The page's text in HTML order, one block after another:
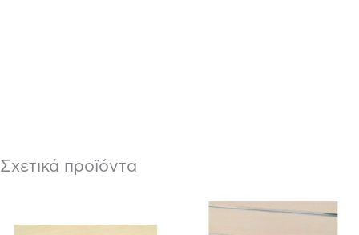
Σχετικά προϊόντα